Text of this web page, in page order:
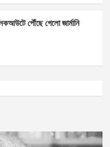
পৌঁছে গেলো জার্মানি